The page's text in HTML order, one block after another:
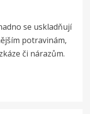
se uskladňují
potravinám,
či nárazům.